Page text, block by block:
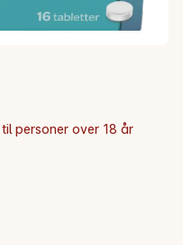
personer over 18 år